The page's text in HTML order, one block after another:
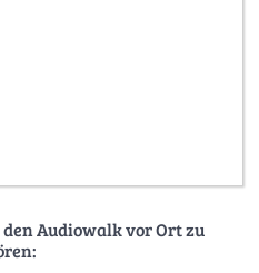
Audiowalk vor Ort zu